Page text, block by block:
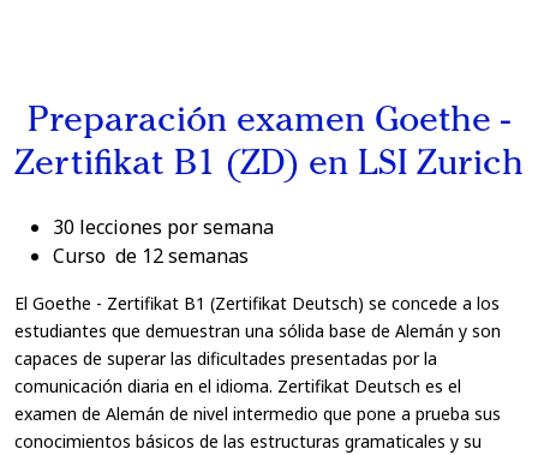
Preparación examen Goethe -
Zertifikat B1 (ZD) en LSI Zurich
30 lecciones por semana
Curso de 12 semanas
El Goethe - Zertifikat B1 (Zertifikat Deutsch) se concede a los
estudiantes que demuestran una sólida base de Alemán y son
capaces de superar las dificultades presentadas por la
comunicación diaria en el idioma. Zertifikat Deutsch es el
examen de Alemán de nivel intermedio que pone a prueba sus
conocimientos básicos de las estructuras gramaticales y su